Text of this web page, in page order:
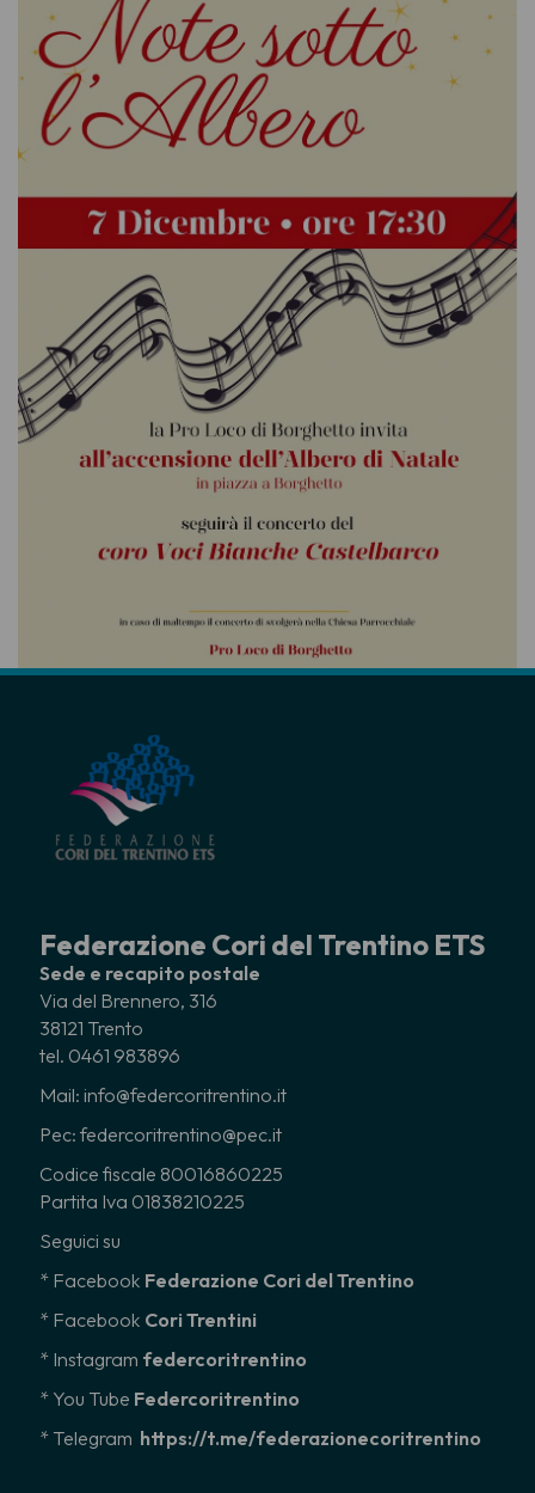
Federazione Cori del Trentino ETS
Sede e recapito postale
Via del Brennero, 316
38121 Trento
tel. 0461 983896
Mail: info@federcoritrentino.it
Pec: federcoritrentino@pec.it
Codice fiscale 80016860225
Partita Iva 01838210225
Seguici su
* Facebook Federazione Cori del Trentino
* Facebook Cori Trentini
* Instagram federcoritrentino
* You Tube Federcoritrentino
* Telegram https://t.me/federazionecoritrentino